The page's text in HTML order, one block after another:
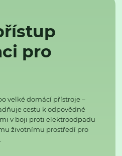
pro
velké domácí přístroje –
cestu k odpovědné
v boji proti elektroodpadu
životnímu prostředí pro